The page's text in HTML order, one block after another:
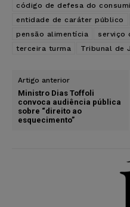
código de defesa do
entidade de caráter público
pensão alimentícia
serviço
terceira turma
Tribunal de
Artigo anterior
Ministro Dias Toffoli
convoca audiência pública
sobre “direito ao
esquecimento”